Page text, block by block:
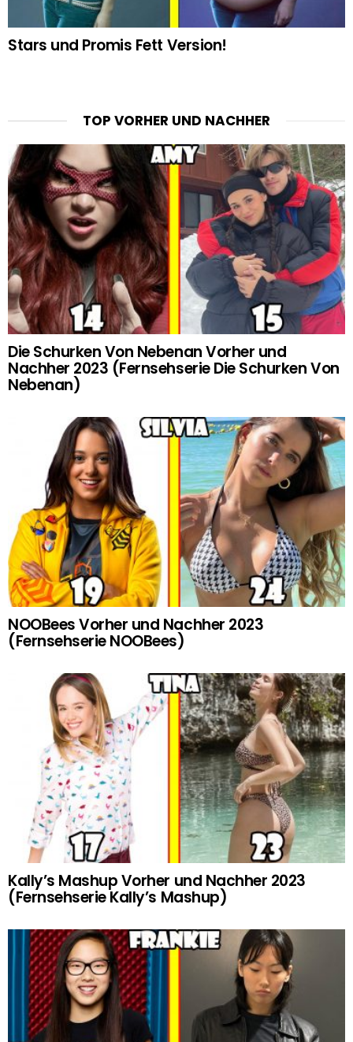
Stars und Promis Fett Version!
TOP VORHER UND NACHHER
Die Schurken Von Nebenan Vorher und
Nachher 2023 (Fernsehserie Die Schurken Von
Nebenan)
NOOBees Vorher und Nachher 2023
(Fernsehserie NOOBees)
Kally’s Mashup Vorher und Nachher 2023
(Fernsehserie Kally’s Mashup)